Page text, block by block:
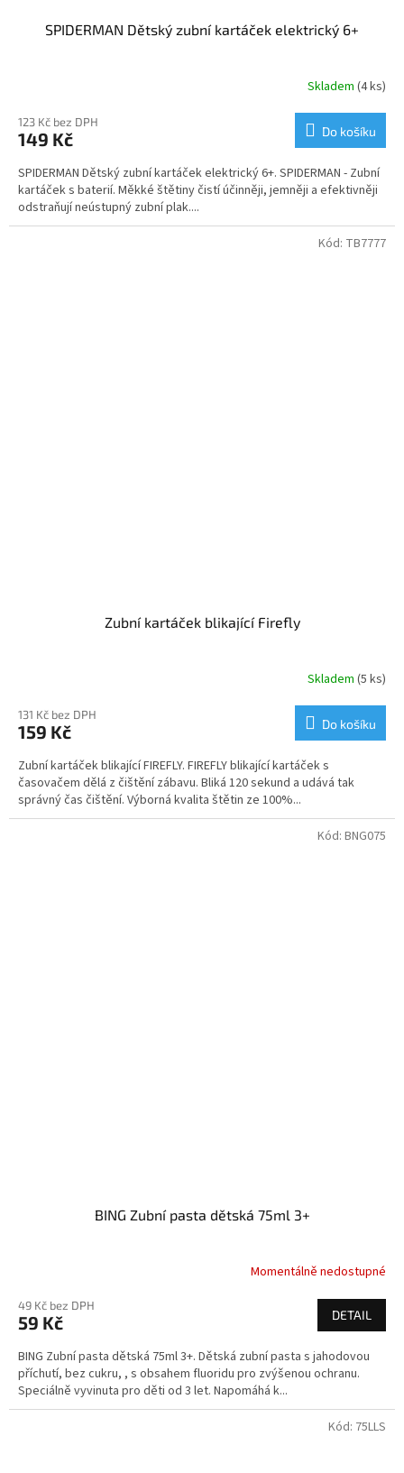
SPIDERMAN Dětský zubní kartáček elektrický 6+
Skladem (4 ks)
123 Kč bez DPH
149 Kč Do košíku
SPIDERMAN Dětský zubní kartáček elektrický 6+. SPIDERMAN - Zubní
kartáček s baterií. Měkké štětiny čistí účinněji, jemněji a efektivněji
odstraňují neústupný zubní plak....
Zubní kartáček blikající Firefly
Skladem (5 ks)
131 Kč bez DPH
159 Kč Do košíku
Zubní kartáček blikající FIREFLY. FIREFLY blikající kartáček s
časovačem dělá z čištění zábavu. Bliká 120 sekund a udává tak
správný čas čištění. Výborná kvalita štětin ze 100%...
Kód: TB7777
BING Zubní pasta dětská 75ml 3+
Momentálně nedostupné
49 Kč bez DPH
59 Kč DETAIL
BING Zubní pasta dětská 75ml 3+. Dětská zubní pasta s jahodovou
příchutí, bez cukru, , s obsahem fluoridu pro zvýšenou ochranu.
Speciálně vyvinuta pro děti od 3 let. Napomáhá k...
Kód: BNG075
Kód: 75LLS